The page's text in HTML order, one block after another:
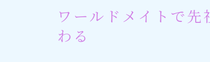
ワールドメイトで
わる